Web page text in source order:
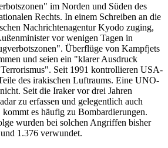
im Norden und Süden des
Rechts. In einem Schreiben an die
Nachrichtenagentur Kyodo zuging,
vor wenigen Tagen in
Überflüge von Kampfjets
und seien ein "klarer Ausdruck
Terrorismus". Seit 1991 kontrollieren USA-
des irakischen Luftraums. Eine UNO-
Seit die Iraker vor drei Jahren
zu erfassen und gelegentlich auch
es häufig zu Bombardierungen.
wurden bei solchen Angriffen bisher
1.376 verwundet.